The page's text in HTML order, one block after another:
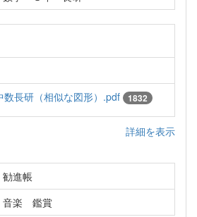
数長研（相似な図形）.pdf 1832
詳細を表示
進帳
楽 鑑賞